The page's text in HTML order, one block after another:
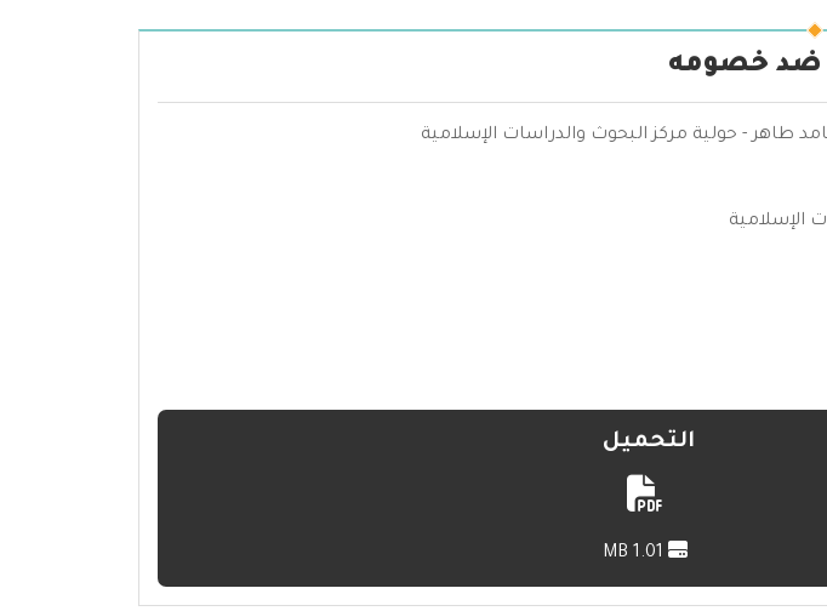
ضد خصومه
طاهر - حولية مركز البحوث والدراسات الإسلامية
الإسلامية
التحميل